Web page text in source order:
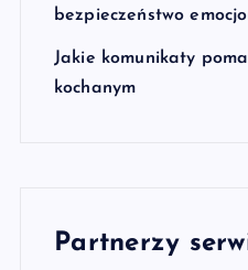
bezpieczeństwo
Jakie komunikaty
kochanym
Partnerzy